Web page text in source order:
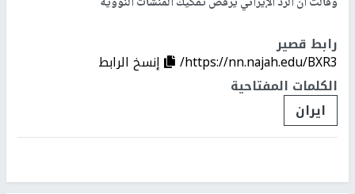
رابط قصير
https://nn.najah.edu/BXR3/
إنسخ الرابط
الكلمات المفتاحية
ايران